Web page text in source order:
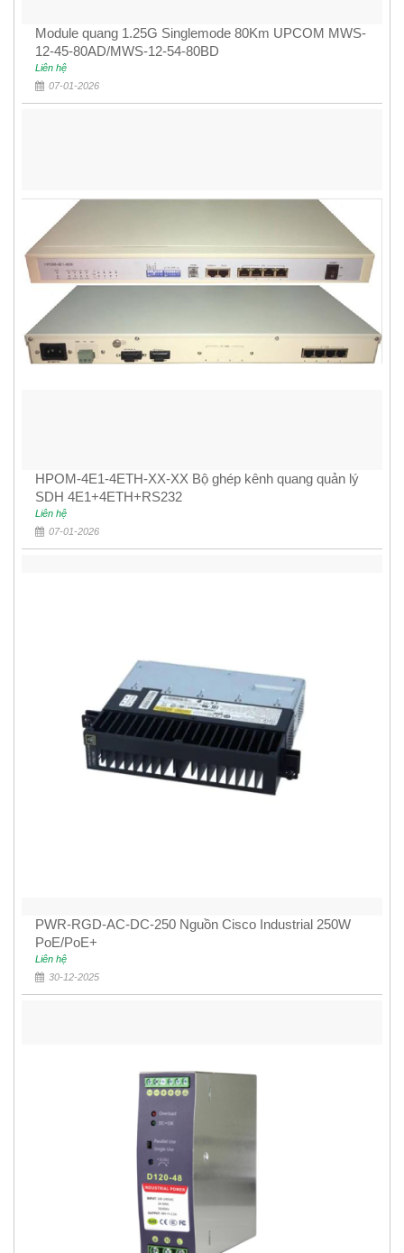
Module quang 1.25G Singlemode 80Km UPCOM MWS-
12-45-80AD/MWS-12-54-80BD
Liên hệ
07-01-2026
HPOM-4E1-4ETH-XX-XX Bộ ghép kênh quang quản lý
SDH 4E1+4ETH+RS232
Liên hệ
07-01-2026
PWR-RGD-AC-DC-250 Nguồn Cisco Industrial 250W
PoE/PoE+
Liên hệ
30-12-2025